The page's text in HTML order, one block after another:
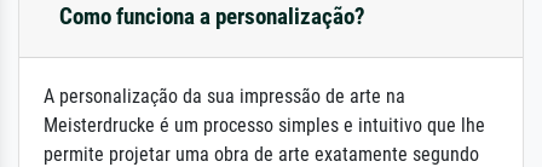
Como funciona a personalização?
A personalização da sua impressão de arte na
Meisterdrucke é um processo simples e intuitivo que lhe
permite projetar uma obra de arte exatamente segundo